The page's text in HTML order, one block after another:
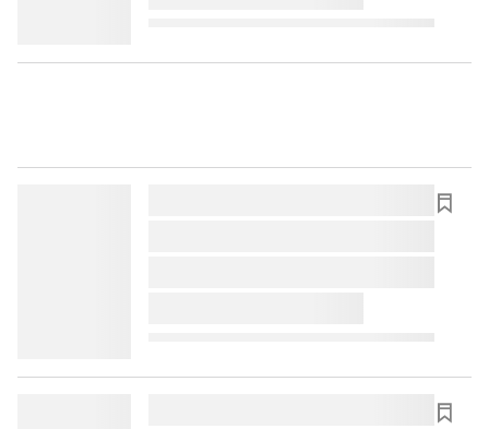
lorem ipsum dolor sit amet ...
lorem ipsum dolor sit amet ...